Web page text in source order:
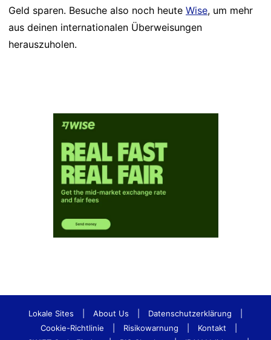
Geld sparen. Besuche also noch heute Wise, um mehr
aus deinen internationalen Überweisungen
herauszuholen.
Lokale Sites About Us Datenschutzerklärung
Cookie-Richtlinie
Risikowarnung Kontakt